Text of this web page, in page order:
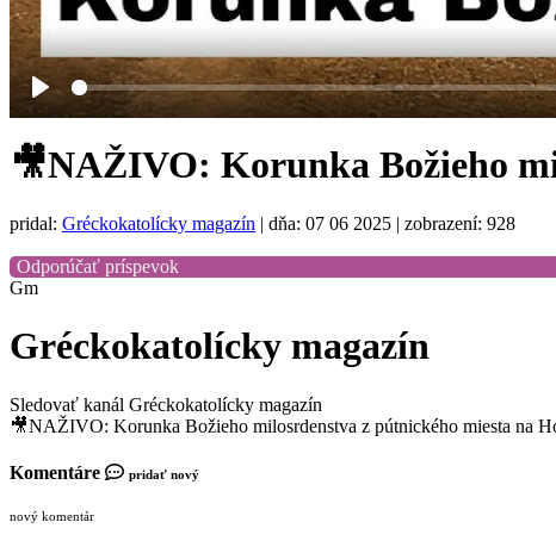
Play
🎥NAŽIVO: Korunka Božieho
pridal: Gréckokatolícky magazín | dňa: 07 06 2025 | zobrazení: 928
Odporúčať príspevok
Gm
Gréckokatolícky magazín
Sledovať kanál Gréckokatolícky magazín
🎥NAŽIVO: Korunka Božieho milosrdenstva z pútnického miesta
Komentáre pridať nový
nový komentár